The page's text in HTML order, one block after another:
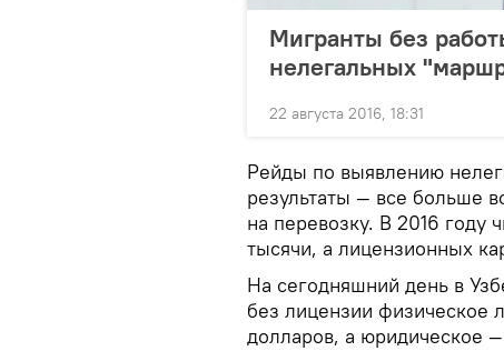
Мигранты без
нелегальных
22 августа 2016, 18:31
Рейды по выявлению
результаты — все больше
на перевозку. В 2016
тысячи, а лицензионных
На сегодняшний день в
без лицензии физическое
долларов, а юридическое